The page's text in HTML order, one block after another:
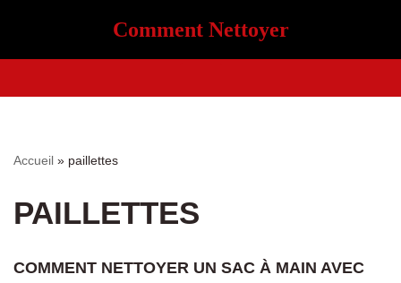
Comment Nettoyer
Accueil » paillettes
PAILLETTES
COMMENT NETTOYER UN SAC À MAIN AVEC